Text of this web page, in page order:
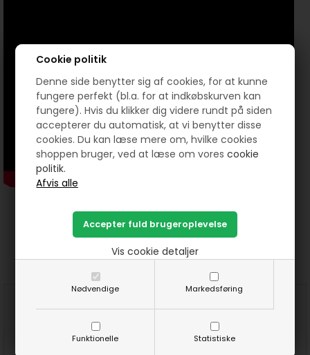
Cookie politik
Denne side benytter sig af cookies, for at kunne
fungere perfekt (bl.a. for at indkøbskurven kan
fungere). Hvis du klikker dig videre rundt på siden
accepterer du automatisk, at vi benytter disse
cookies. Du kan læse mere om, hvilke cookies
shoppen bruger, ved at læse om vorescookie
politik.
Nødvendige Markedsføring
Funktionelle Statistiske
Vis cookie detaljer
Prøv lige at se her: